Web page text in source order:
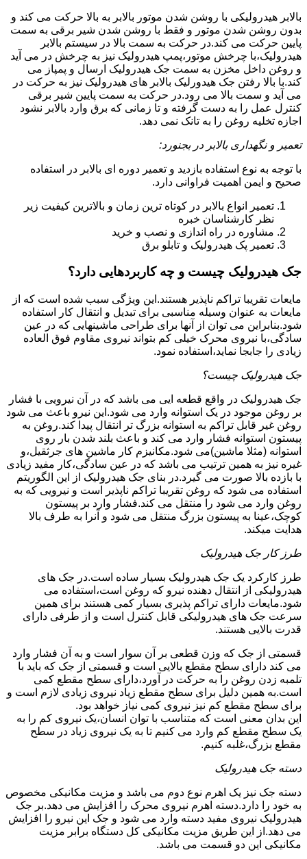
بالابر هیدرولیکی با روشن شدن موتور بالابر به بالا حرکت می کند و
بدون روشن شدن موتور و فقط با روشن شدن شیر برقی به سمت
پایین حرکت می کند.در حرکت به سمت بالا در سیستم بالابر
هیدرولیک،با چرخش موتور،پمپ هیدرولیک نیز به چرخش در می آید
و روغن داخل مخزن به سمت جک هیدرولیک ارسال و پمپاز می
کند.با بالا رفتن جک هیدورلیک بالابر های هیدرولیک نیز به حرکت در
می آید و سمت بالا می رود.در حرکت به سمت پایین شیر برقی
کنترل عمل را به دست گرفته و تا زمانی که برق وارد بالابر نشود
اجازه تخلیه روغن را به تانک نمی دهد.
تعمیر و نگهداری بالابر در بجنورد:
با توجه به نوع استفاده بازدید و تعمیر دوره ای بالابر در استفاده
صحیح و ایمن اهمیت فراوانی دارد.
تعمیر انواع بالابر در کوتاه ترین زمان و بالاترین کیفیت زیر
نظر کارشناسان خبره
مشاوره در راه اندازی و نصب و خرید
تعمیر پک هیدرولیک و تابلو برق
جک هیدرولیک چیست و چه کاربردهایی دارد؟
مایعات تقریبا تراکم ناپذیر هستند.این ویژگی سبب شده است که از
مایعات به عنوان وسیله مناسبی برای تبدیل و انتقال کار استفاده
شود.بنابراین می توان از آنها برای طراحی ماشینهایی که در عین
سادگی،با نیروی محرک خیلی کم بتواند نیروی مقاوم فوق العاده
زیادی را جابجا نماید،استفاده نمود.
جک هیدرولیک چیست؟
جک هیدرولیک در واقع قطعه ایی می باشد که در آن نیرویی با فشار
بر روغن موجود در یک استوانه وارد می شود.این نیرو باعث می شود
روغن غیر قابل تراکم به استوانه بزرگ تر انتقال پیدا کند.روغن به
پیستون استوانه فشار وارد می کند و باعث بلند شدن بار روی
استوانه (مثلا ماشین)می شود.مکانیزم کار ماشین های جرثقیل،و
غیره نیز به همین ترتیب می باشد که در عین سادگی،کار مفید زیادی
با بازده بالا صورت می گیرد.در بنای جک هیدرولیک از این الگوریتم
استفاده می شود که روغن تقریبا تراکم ناپذیر است و نیرویی که به
روغن وارد می شود را منتقل می کند.فشار وارد بر پیستون
کوچک،عینا به پیستون بزرگ منتقل می شود و آنرا به طرف بالا
هدایت میکند.
طرز کار جک هیدرولیک
طرز کارکرد یک جک هیدرولیک بسیار ساده است.در جک های
هیدرولیکی از انتقال دهنده نیرو که روغن است،استفاده می
شود.مایعات دارای تراکم پذیری بسیار کمی هستند برای همین
سرعت جک های هیدرولیکی قابل کنترل است و از طرفی دارای
قدرت بالایی هستند.
قسمتی از جک که وزن قطعی بر آن سوار است و به آن فشار وارد
می کند دارای سطح مقطع بالایی است و قسمتی از جک که باید با
تلمبه زدن روغن را به حرکت در آورد،دارای سطح مقطع کمی
است.به همین دلیل برای سطح مقطع زیاد نیروی زیادی لازم است و
برای سطح مقطع کم نیز نیروی کمی نیاز خواهد بود.
این بدان معنی است که متناسب با توان انسان،یک نیروی کم را به
یک سطح مقطع کم وارد می کنیم تا به یک نیروی زیاد در سطح
مقطع بزرگ،غلبه کنیم.
دسته جک هیدرولیک
دسته جک نیز یک اهرم نوع دوم می باشد و مزیت مکانیکی مخصوص
به خود را دارد.دسته اهرم نیروی محرک را افزایش می دهد.بر جک
هیدرولیک نیروی مفید دسته وارد می شود و جک این نیرو را افزایش
می دهد.از این طریق مزیت مکانیکی کل دستگاه برابر مزیت
مکانیکی این دو قسمت می باشد.